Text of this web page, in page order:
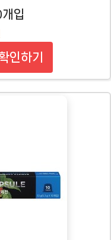
입
인하기